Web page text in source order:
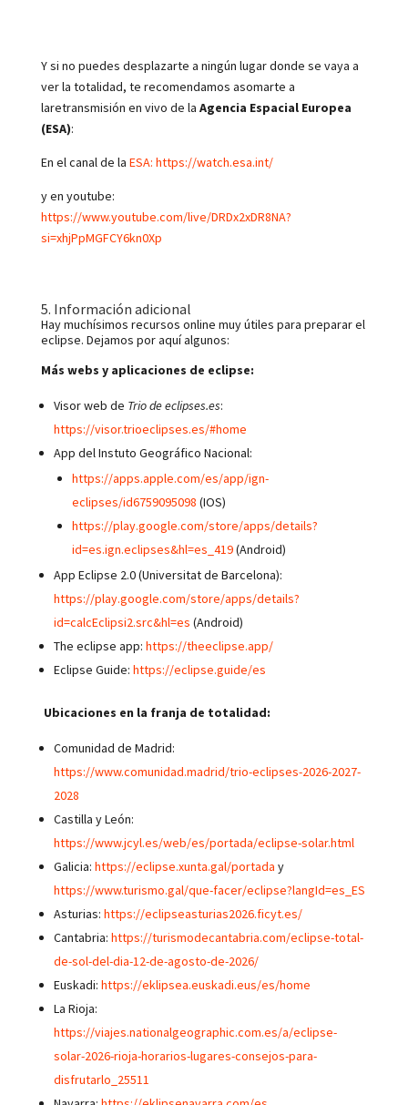
Y si no puedes desplazarte a ningún lugar donde se vaya a
ver la totalidad, te recomendamos asomarte a
laretransmisión en vivo de la Agencia Espacial Europea
(ESA):
En el canal de la ESA: https://watch.esa.int/
y en youtube:
https://www.youtube.com/live/DRDx2xDR8NA?
si=xhjPpMGFCY6kn0Xp
5. Información adicional
Hay muchísimos recursos online muy útiles para preparar el
eclipse. Dejamos por aquí algunos:
Más webs y aplicaciones de eclipse:
Visor web de Trio de eclipses.es:
https://visor.trioeclipses.es/#home
App del Instuto Geográfico Nacional:
https://apps.apple.com/es/app/ign-
eclipses/id6759095098 (IOS)
https://play.google.com/store/apps/details?
id=es.ign.eclipses&hl=es_419(Android)
App Eclipse 2.0 (Universitat de Barcelona):
https://play.google.com/store/apps/details?
id=calcEclipsi2.src&hl=es (Android)
The eclipse app: https://theeclipse.app/
Eclipse Guide: https://eclipse.guide/es
Ubicaciones en la franja de totalidad:
Comunidad de Madrid:
https://www.comunidad.madrid/trio-eclipses-2026-2027-
2028
Castilla y León:
https://www.jcyl.es/web/es/portada/eclipse-solar.html
Galicia: https://eclipse.xunta.gal/portada y
https://www.turismo.gal/que-facer/eclipse?langId=es_ES
Asturias: https://eclipseasturias2026.ficyt.es/
Cantabria: https://turismodecantabria.com/eclipse-total-
de-sol-del-dia-12-de-agosto-de-2026/
Euskadi: https://eklipsea.euskadi.eus/es/home
La Rioja:
https://viajes.nationalgeographic.com.es/a/eclipse-
solar-2026-rioja-horarios-lugares-consejos-para-
disfrutarlo_25511